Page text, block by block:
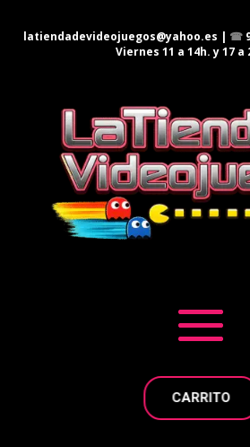
latiendadevideojuegos@yahoo.es | ☎
Viernes 11 a 14h. y 17 a
CARRITO